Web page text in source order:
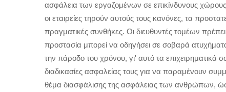
ασφάλεια των εργαζομένων σε επικίνδυνους
οι εταιρείες τηρούν αυτούς τους κανόνες, τα
πραγματικές συνθήκες. Οι διευθυντές τομέων
προστασία μπορεί να οδηγήσει σε σοβαρά
την πάροδο του χρόνου, γι' αυτό τα επιχειρηματικά
διαδικασίες ασφαλείας τους για να παραμένουν
θέμα διασφάλισης της ασφάλειας των ανθρώπων,